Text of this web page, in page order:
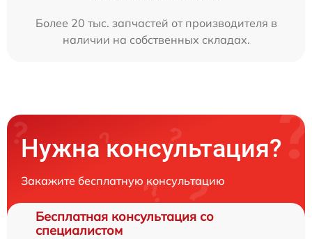
Более 20 тыс. запчастей от производителя в
наличии на собственных складах.
Нужна консультация?
Закажите бесплатную консультацию
Бесплатная консультация со
специалистом